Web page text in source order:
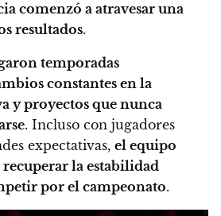
comenzó a atravesar una
resultados.
temporadas
constantes en la
y proyectos que nunca
. Incluso con jugadores
expectativas, el equipo
la estabilidad
por el campeonato.